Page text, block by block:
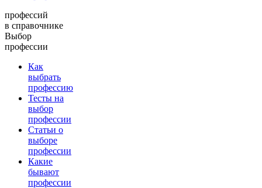
профессий
в справочнике
Выбор
профессии
Как
выбрать
профессию
Тесты на
выбор
профессии
Статьи о
выборе
профессии
Какие
бывают
профессии